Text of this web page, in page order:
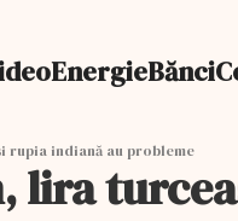
EnergieBănci
rupia indiană au probleme
lira